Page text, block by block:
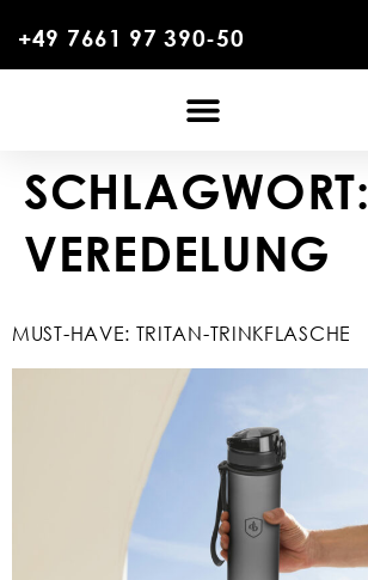
+49 7661 97 390-50
SCHLAGWORT:
VEREDELUNG
MUST-HAVE: TRITAN-TRINKFLASCHE